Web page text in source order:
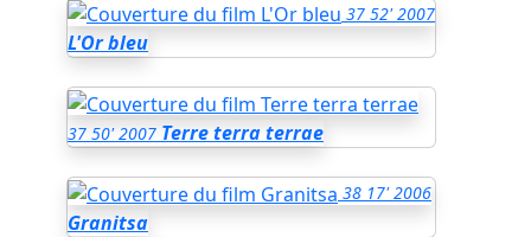
37 52' 2007
L'Or bleu
37 50' 2007 Terre terra terrae
38 17' 2006
Granitsa